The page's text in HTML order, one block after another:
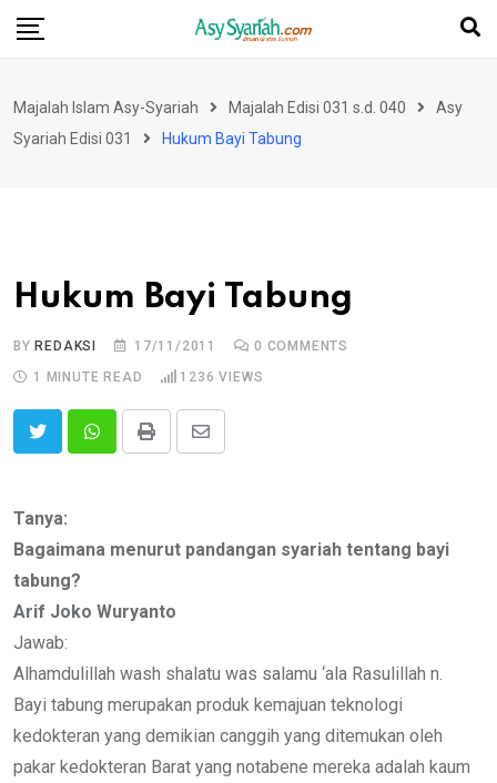
Skip
Majalah Islam Asy-Syariah Majalah Edisi 031 s.d. 040
Asy
Syariah Edisi 031
Hukum Bayi Tabung
Hukum Bayi Tabung
BYREDAKSI 17/11/2011 0 COMMENTS
1 MINUTE READ
1236 VIEWS
Print
Share
Tanya:
Bagaimana menurut pandangan syariah tentang bayi
tabung?
Arif Joko Wuryanto
Jawab:
Alhamdulillah wash shalatu was salamu ‘ala Rasulillah n.
Bayi tabung merupakan produk kemajuan teknologi
kedokteran yang demikian canggih yang ditemukan oleh
pakar kedokteran Barat yang notabene mereka adalah kaum